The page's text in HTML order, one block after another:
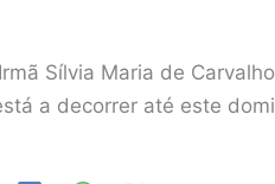
Sílvia Maria de
a decorrer até este